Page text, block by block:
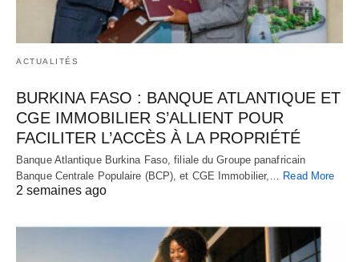
ACTUALITÉS
BURKINA FASO : BANQUE ATLANTIQUE ET
CGE IMMOBILIER S’ALLIENT POUR
FACILITER L’ACCÈS À LA PROPRIÉTÉ
Banque Atlantique Burkina Faso, filiale du Groupe panafricain
Banque Centrale Populaire (BCP), et CGE Immobilier,… Read More
2 semaines ago